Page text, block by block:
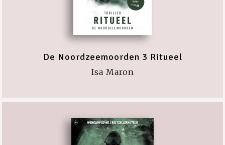
De Noordzeemoorden 3 Ritueel
Isa Maron